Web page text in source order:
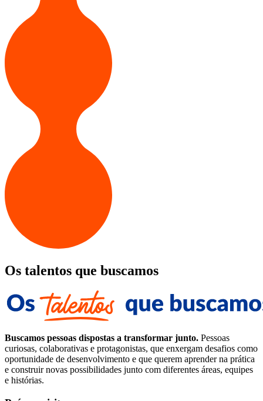
Os talentos que buscamos
Buscamos pessoas dispostas a transformar junto. Pessoas
curiosas, colaborativas e protagonistas, que enxergam desafios como
oportunidade de desenvolvimento e que querem aprender na prática
e construir novas possibilidades junto com diferentes áreas, equipes
e histórias.